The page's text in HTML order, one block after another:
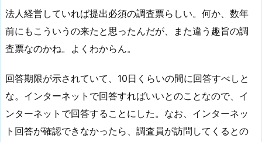
法人経営していれば提出必須の調査票らしい。何か、数年
前にもこういうの来たと思ったんだが、また違う趣旨の調
査票なのかね。よくわからん。
回答期限が示されていて、10日くらいの間に回答すべしと
な。インターネットで回答すればいいとのことなので、イ
ンターネットで回答することにした。なお、インターネッ
ト回答が確認できなかったら、調査員が訪問してくるとの